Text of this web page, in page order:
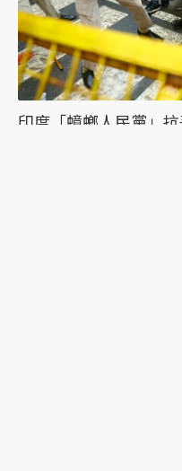
印度「蟑螂人民黨」